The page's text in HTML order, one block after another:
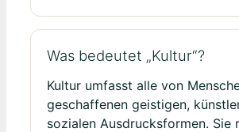
Was bedeutet „Kultur“?
Kultur umfasst alle von
geschaffenen geistigen,
sozialen Ausdrucksformen. Sie